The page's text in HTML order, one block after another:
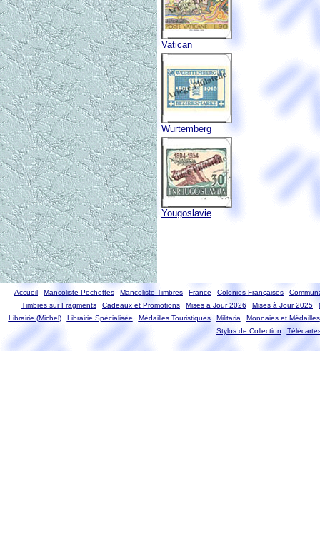
Vatican
Wurtemberg
Yougoslavie
Accueil Mancoliste Pochettes Mancoliste Timbres France Colonies Françaises
Timbres sur Fragments
Cadeaux et Promotions Mises a Jour 2026 Mises à Jour 2025
Librairie (Michel)
Librairie Spécialisée Médailles Touristiques Militaria
Monnaies et Médailles
Stylos de Collection